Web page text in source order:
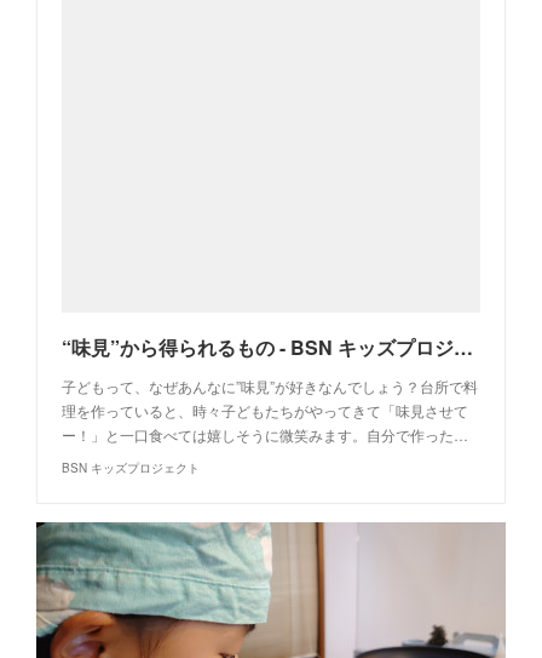
“味見”から得られるもの - BSN キッズプロジェクト
子どもって、なぜあんなに”味見”が好きなんでしょう？台所で料
理を作っていると、時々子どもたちがやってきて「味見させて
ー！」と一口食べては嬉しそうに微笑みます。自分で作った…
BSN キッズプロジェクト